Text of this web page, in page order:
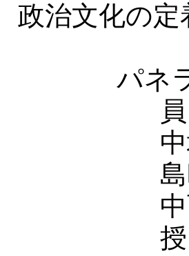
政治文化の定
パネ